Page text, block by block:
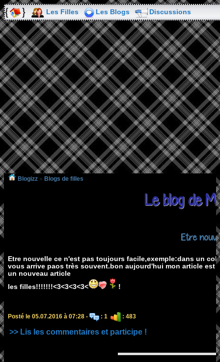
Les Filles Les Blogs Discussions
Blogizz » Blogs de filles
Le blog de
Etre
Etre nouvelle ce n'est pas toujours facile,exemple:dans un
vous arrive paos très souvent.bon aujourd'hui mon article est
un nouveau article
les filles!!!!!!!<3<3<3<3<
!
Posté le 05.07.2016 à 07:28 - : 1 : 483
>> Lis les commentaires et participe !